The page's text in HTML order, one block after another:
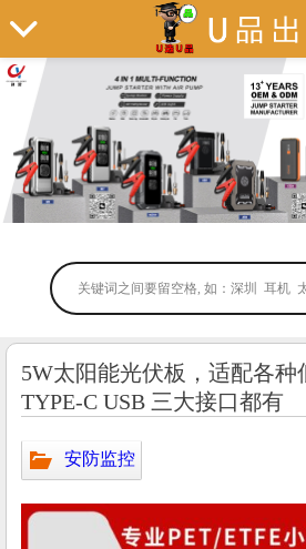
5W太阳能光伏板，适配各种
TYPE-C USB 三大接口都有
安防监控